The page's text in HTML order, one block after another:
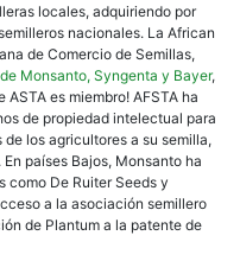
locales, adquiriendo por
nacionales. La African
de Comercio de Semillas,
Monsanto, Syngenta y Bayer,
es miembro! AFSTA ha
de propiedad intelectual para
los agricultores a su semilla,
. En países Bajos, Monsanto ha
como De Ruiter Seeds y
a la asociación semillero
de Plantum a la patente de